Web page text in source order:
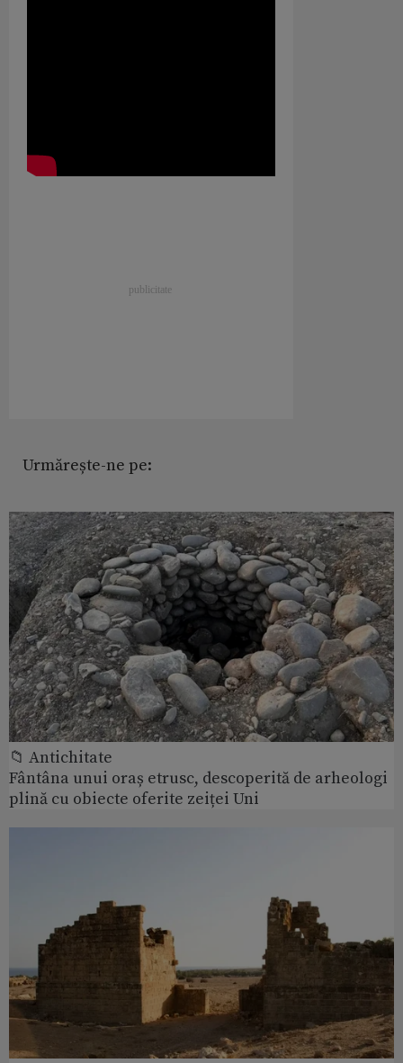
Urmărește-ne pe:
📁 Antichitate
Fântâna unui oraș etrusc, descoperită de arheologi
plină cu obiecte oferite zeiței Uni